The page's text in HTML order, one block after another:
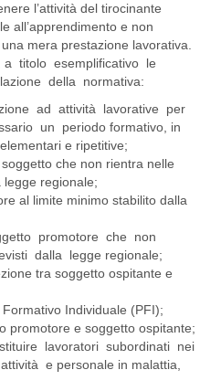
l’attività del tirocinante
all’apprendimento e non
mera prestazione lavorativa.
a titolo esemplificativo le
della normativa:
ad attività lavorative per
un periodo formativo, in
e ripetitive;
che non rientra nelle
legge regionale;
al limite minimo stabilito dalla
promotore che non
dalla legge regionale;
tra soggetto ospitante e
Individuale (PFI);
promotore e soggetto ospitante;
lavoratori subordinati nei
e personale in malattia,